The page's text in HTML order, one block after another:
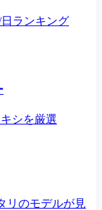
ランキング
シを厳選
リのモデルが見